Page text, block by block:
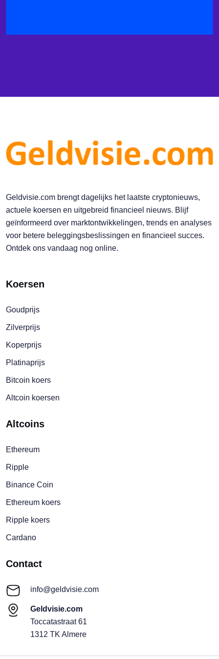
Geldvisie.com brengt dagelijks het laatste cryptonieuws,
actuele koersen en uitgebreid financieel nieuws. Blijf
geïnformeerd over marktontwikkelingen, trends en analyses
voor betere beleggingsbeslissingen en financieel succes.
Ontdek ons vandaag nog online.
Koersen
Goudprijs
Zilverprijs
Koperprijs
Platinaprijs
Bitcoin koers
Altcoin koersen
Altcoins
Ethereum
Ripple
Binance Coin
Ethereum koers
Ripple koers
Cardano
Contact
info@geldvisie.com
Geldvisie.com
Toccatastraat 61
1312 TK Almere